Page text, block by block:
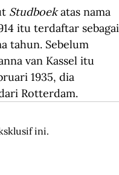
Studboek atas nama
itu terdaftar sebagai
tahun. Sebelum
van Kassel itu
1935, dia
Rotterdam.
ini.